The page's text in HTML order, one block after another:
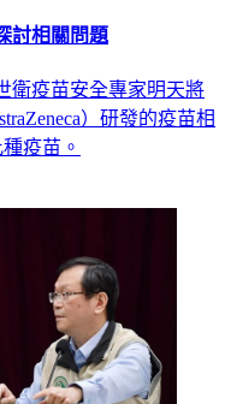
討相關問題
衛疫苗安全專家明天將
）研發的疫苗相
疫苗。